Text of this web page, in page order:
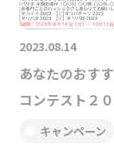
2023.08.14
あなたのおす
コンテスト２
キャンペーン